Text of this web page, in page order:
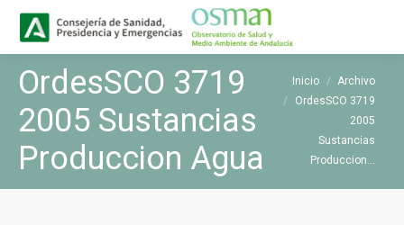
OrdesSCO 3719
2005 Sustancias
Produccion Agua
Estás aquí:
Inicio
Archivo
OrdesSCO 3719
2005
Sustancias
Produccion…